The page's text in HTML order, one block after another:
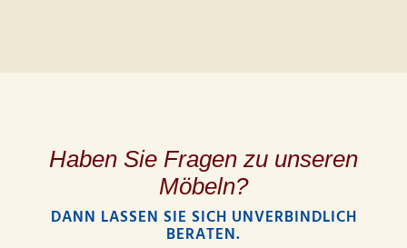
Haben Sie Fragen zu unseren
Möbeln?
DANN LASSEN SIE SICH UNVERBINDLICH
BERATEN.